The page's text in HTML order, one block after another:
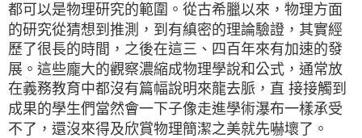
都可以是物理研究的範圍。從古希臘以來，物理方面
的研究從猜想到推測，到有縝密的理論驗證，其實經
歷了很長的時間，之後在這三、四百年來有加速的發
展。這些龐大的觀察濃縮成物理學說和公式，通常放
在義務教育中都沒有篇幅說明來龍去脈，直 接接觸到
成果的學生們當然會一下子像走進學術瀑布一樣承受
不了，還沒來得及欣賞物理簡潔之美就先嚇壞了。